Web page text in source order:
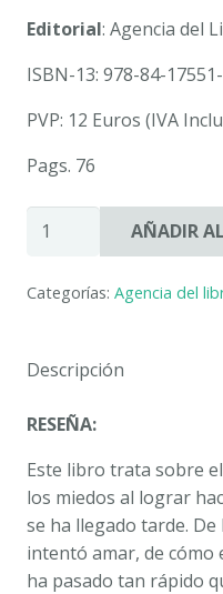
Editorial: Agencia del
ISBN-13: 978-84-
PVP: 12 Euros (IVA
Pags. 76
MIEDOS
SABELA
SOUTO
cantidad
AÑADIR
Categorías: Agencia del
Descripción
RESEÑA:
Este libro trata sobre
los miedos al lograr
se ha llegado tarde.
intentó amar, de cómo
ha pasado tan rápido